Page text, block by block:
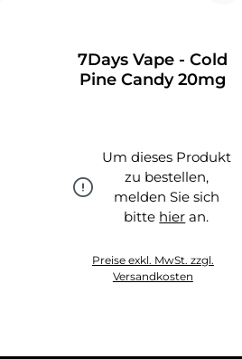
7Days Vape - Cold
Pine Candy 20mg
Um dieses Produkt
zu bestellen,
melden Sie sich
bitte hier an.
Preise exkl. MwSt. zzgl.
Versandkosten
hier